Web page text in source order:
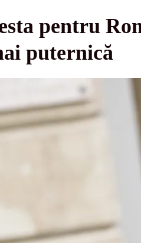
pentru
puternică